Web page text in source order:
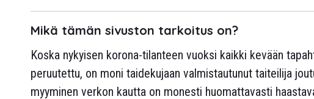
Mikä tämän sivuston tarkoitus on?
Koska nykyisen korona-tilanteen vuoksi kaikki kevään
peruutettu, on moni taidekujaan valmistautunut taiteilija
myyminen verkon kautta on monesti huomattavasti